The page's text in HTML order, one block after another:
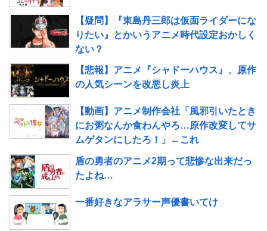
【疑問】『東島丹三郎は仮面ライダーにな
りたい』とかいうアニメ時代設定おかしく
ない？
【悲報】アニメ『シャドーハウス』、原作
の人気シーンを改悪し炎上
【動画】アニメ制作会社「風邪引いたとき
にお粥なんか食わんやろ…原作改変してサ
ムゲタンにしたろ！」←これ
盾の勇者のアニメ2期って悲惨な出来だっ
たよね…
一番好きなアラサー声優書いてけ